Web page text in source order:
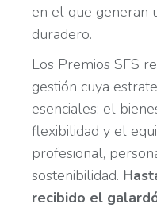
en el que generan
duradero.
Los Premios SFS
gestión cuya
esenciales: el
flexibilidad y el
profesional,
sostenibilidad.
recibido el